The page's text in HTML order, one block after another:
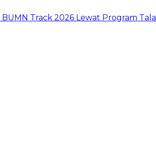
Track 2026 Lewat Program